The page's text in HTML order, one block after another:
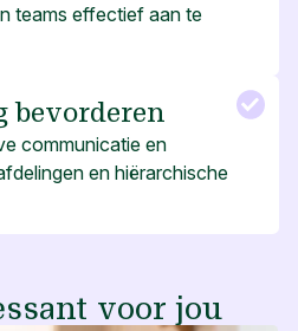
teams effectief aan te
bevorderen
communicatie en
en hiërarchische
voor jou